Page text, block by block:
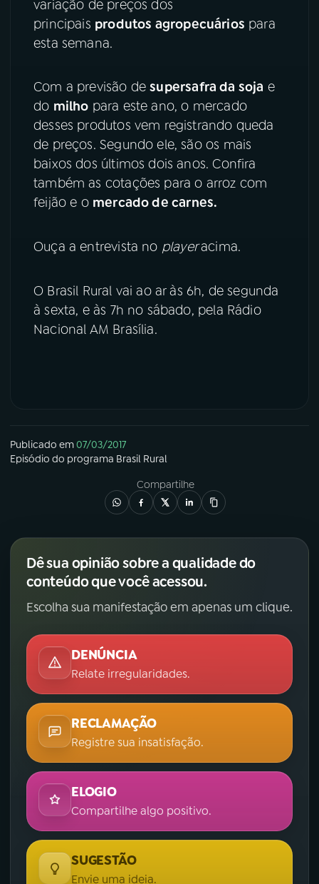
YouTube Facebook
TikTok
variação de preços dos
principais produtos agropecuários para
esta semana.
Com a previsão desupersafra da soja e
do milho para este ano, o mercado
desses produtos vem registrando queda
de preços. Segundo ele, são os mais
baixos dos últimos dois anos. Confira
também as cotações para o arroz com
feijão e o mercado de carnes.
Ouça a entrevista no playeracima.
O Brasil Rural vai ao ar às 6h, de segunda
à sexta, e às 7h no sábado, pela Rádio
Nacional AM Brasília.
Publicado em07/03/2017
Episódio do programa Brasil Rural
Compartilhe
Dê sua opinião sobre a qualidade do
conteúdo que você acessou.
Escolha sua manifestação em apenas um clique.
DENÚNCIA
Relate irregularidades.
RECLAMAÇÃO
Registre sua insatisfação.
ELOGIO
Compartilhe algo positivo.
SUGESTÃO
Envie uma ideia.